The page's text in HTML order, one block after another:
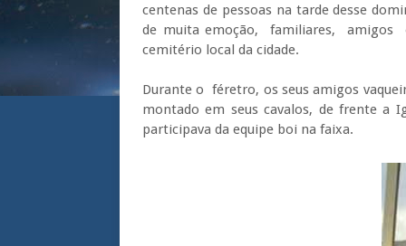
centenas de pessoas na tarde desse
de muita emoção, familiares, amigos
cemitério local da cidade.
Durante o féretro, os seus amigos
montado em seus cavalos, de frente a
participava da equipe boi na faixa.